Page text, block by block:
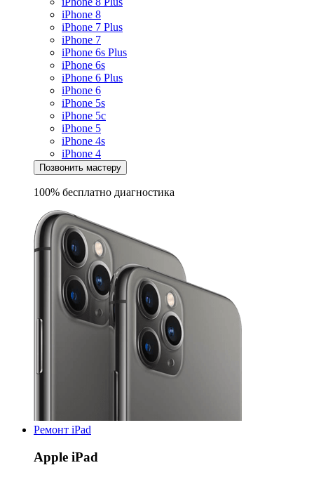
iPhone 8
iPhone 7 Plus
iPhone 7
iPhone 6s Plus
iPhone 6s
iPhone 6 Plus
iPhone 6
iPhone 5s
iPhone 5c
iPhone 5
iPhone 4s
iPhone 4
Позвонить мастеру
100% бесплатно диагностика
Ремонт iPad
Apple iPad